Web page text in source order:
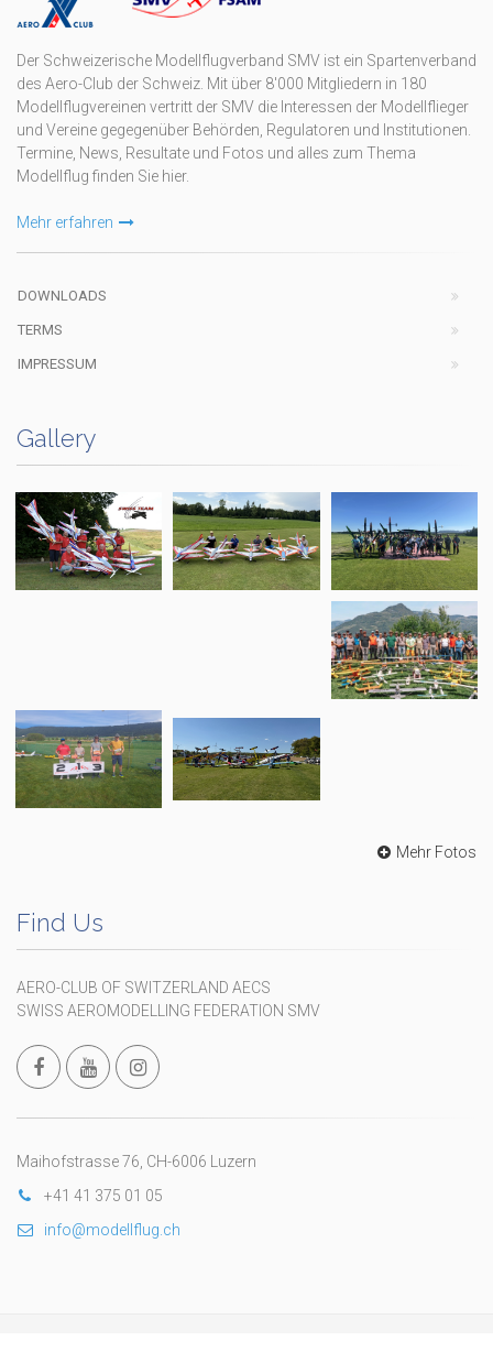
Der Schweizerische Modellflugverband SMV ist ein Spartenverband
des Aero-Club der Schweiz. Mit über 8'000 Mitgliedern in 180
Modellflugvereinen vertritt der SMV die Interessen der Modellflieger
und Vereine gegegenüber Behörden, Regulatoren und Institutionen.
Termine, News, Resultate und Fotos und alles zum Thema
Modellflug finden Sie hier.
Mehr erfahren
DOWNLOADS
TERMS
IMPRESSUM
Gallery
Mehr Fotos
Find Us
AERO-CLUB OF SWITZERLAND AECS
SWISS AEROMODELLING FEDERATION SMV
Maihofstrasse 76, CH-6006 Luzern
+41 41 375 01 05
info@modellflug.ch